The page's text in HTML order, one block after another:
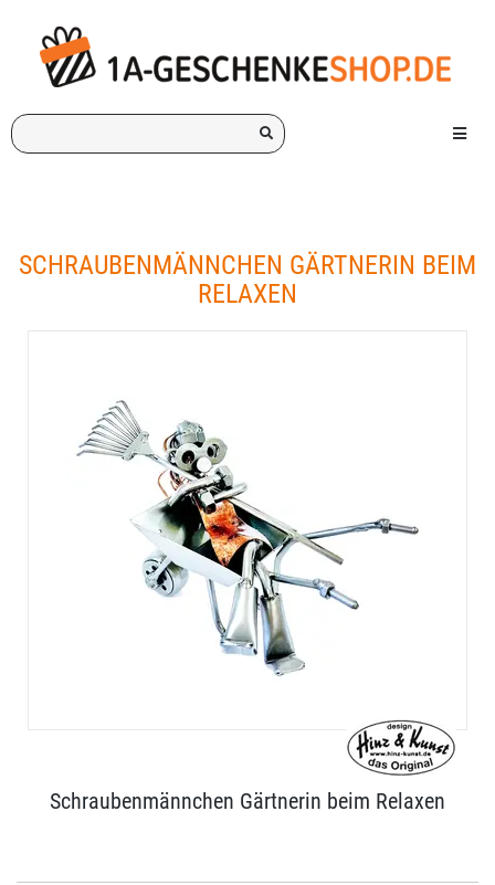
Ich
suche
Menü
SCHRAUBENMÄNNCHEN GÄRTNERIN BEIM
RELAXEN
Schraubenmännchen Gärtnerin beim Relaxen